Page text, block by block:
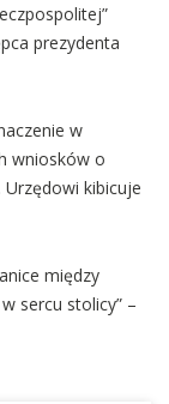
prezydenta
w
wniosków o
kibicuje
między
sercu stolicy” –